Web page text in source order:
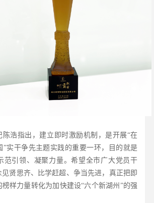
陈浩指出，建立即时激励机制，是开展“在
”实干争先主题实践的重要一环，目的就是
范引领、凝聚力量。希望全市广大党员干
贤思齐、比学赶超、争当先进，真正把即
榜样力量转化为加快建设“六个新湖州”的强